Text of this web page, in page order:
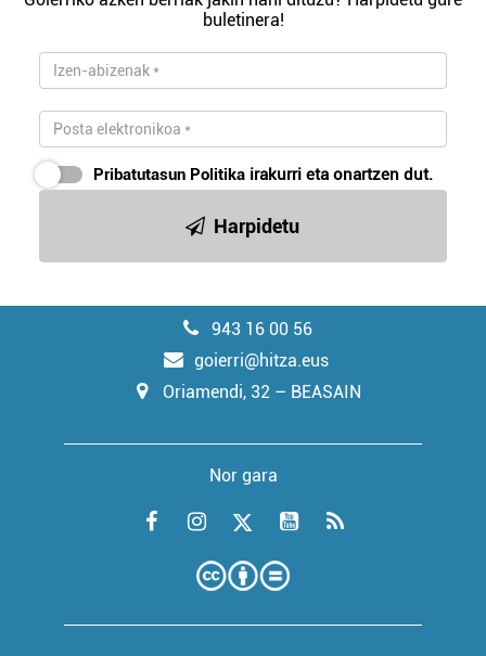
buletinera!
Pribatutasun Politika irakurri eta onartzen dut.
Harpidetu
943 16 00 56
goierri@hitza.eus
Oriamendi, 32 – BEASAIN
Nor gara